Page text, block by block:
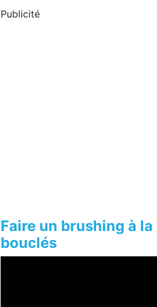
Publicité
Faire un brushing à
bouclés